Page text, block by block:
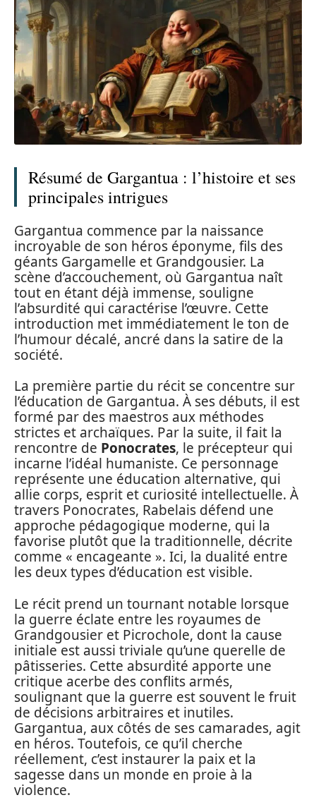
Résumé de Gargantua : l’histoire et ses
principales intrigues
Gargantua commence par la naissance
incroyable de son héros éponyme, fils des
géants Gargamelle et Grandgousier. La
scène d’accouchement, où Gargantua naît
tout en étant déjà immense, souligne
l’absurdité qui caractérise l’œuvre. Cette
introduction met immédiatement le ton de
l’humour décalé, ancré dans la satire de la
société.
La première partie du récit se concentre sur
l’éducation de Gargantua. À ses débuts, il est
formé par des maestros aux méthodes
strictes et archaïques. Par la suite, il fait la
rencontre de Ponocrates, le précepteur qui
incarne l’idéal humaniste. Ce personnage
représente une éducation alternative, qui
allie corps, esprit et curiosité intellectuelle. À
travers Ponocrates, Rabelais défend une
approche pédagogique moderne, qui la
favorise plutôt que la traditionnelle, décrite
comme « encageante ». Ici, la dualité entre
les deux types d’éducation est visible.
Le récit prend un tournant notable lorsque
la guerre éclate entre les royaumes de
Grandgousier et Picrochole, dont la cause
initiale est aussi triviale qu’une querelle de
pâtisseries. Cette absurdité apporte une
critique acerbe des conflits armés,
soulignant que la guerre est souvent le fruit
de décisions arbitraires et inutiles.
Gargantua, aux côtés de ses camarades, agit
en héros. Toutefois, ce qu’il cherche
réellement, c’est instaurer la paix et la
sagesse dans un monde en proie à la
violence.